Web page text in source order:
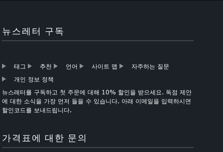
뉴스레터 구독
태그 추천 언어 사이트 맵
자주하는 질문
개인 정보 정책
뉴스레터를 구독하고 첫 주문에 대해 10% 할인을 받으세요. 독점 제안
에 대한 소식을 가장 먼저 들을 수 있습니다. 아래 이메일을 입력하시면
할인코드를 보내드립니다.
가격표에 대한 문의